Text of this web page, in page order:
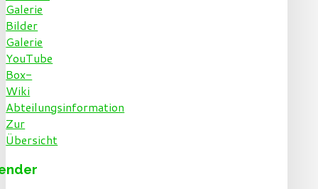
Galerie
Bilder
Galerie
YouTube
Box-
Wiki
Abteilungsinformation
Zur
Übersicht